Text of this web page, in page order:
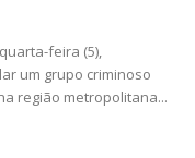
feira (5),
um grupo criminoso
região metropolitana...